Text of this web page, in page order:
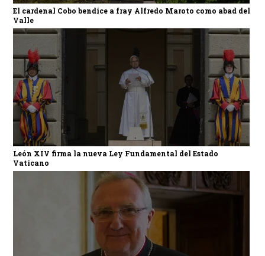
El cardenal Cobo bendice a fray Alfredo Maroto como abad del
Valle
León XIV firma la nueva Ley Fundamental del Estado
Vaticano